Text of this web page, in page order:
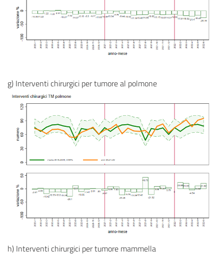
g) Interventi chirurgici per tumore al polmone
h) Interventi chirurgici per tumore mammella